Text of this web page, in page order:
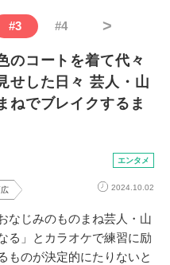
#3 #4 >
のコートを着て代々
せした日々 芸人・山
ねでブレイクするま
エンタメ
2024.10.02
なじみのものまね芸人・山
る」とカラオケで練習に励
ものが決定的にたりないと